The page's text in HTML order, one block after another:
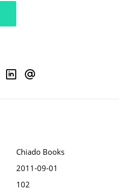
LinkedInEmail
Chiado Books
2011-09-01
102